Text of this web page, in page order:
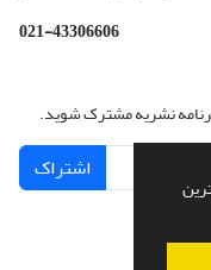
021-43306606
نشریه مشترک شوید.
اشتراک